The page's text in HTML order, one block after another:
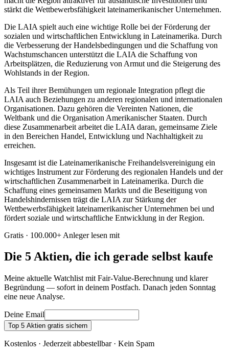
stärkt die Wettbewerbsfähigkeit lateinamerikanischer Unternehmen.
Die LAIA spielt auch eine wichtige Rolle bei der Förderung der
sozialen und wirtschaftlichen Entwicklung in Lateinamerika. Durch
die Verbesserung der Handelsbedingungen und die Schaffung von
Wachstumschancen unterstützt die LAIA die Schaffung von
Arbeitsplätzen, die Reduzierung von Armut und die Steigerung des
Wohlstands in der Region.
Als Teil ihrer Bemühungen um regionale Integration pflegt die
LAIA auch Beziehungen zu anderen regionalen und internationalen
Organisationen. Dazu gehören die Vereinten Nationen, die
Weltbank und die Organisation Amerikanischer Staaten. Durch
diese Zusammenarbeit arbeitet die LAIA daran, gemeinsame Ziele
in den Bereichen Handel, Entwicklung und Nachhaltigkeit zu
erreichen.
Insgesamt ist die Lateinamerikanische Freihandelsvereinigung ein
wichtiges Instrument zur Förderung des regionalen Handels und der
wirtschaftlichen Zusammenarbeit in Lateinamerika. Durch die
Schaffung eines gemeinsamen Markts und die Beseitigung von
Handelshindernissen trägt die LAIA zur Stärkung der
Wettbewerbsfähigkeit lateinamerikanischer Unternehmen bei und
fördert soziale und wirtschaftliche Entwicklung in der Region.
Gratis · 100.000+ Anleger lesen mit
Die 5 Aktien, die ich gerade selbst kaufe
Meine aktuelle Watchlist mit Fair-Value-Berechnung und klarer
Begründung — sofort in deinem Postfach. Danach jeden Sonntag
eine neue Analyse.
Deine Email
Top 5 Aktien gratis sichern
Kostenlos · Jederzeit abbestellbar · Kein Spam